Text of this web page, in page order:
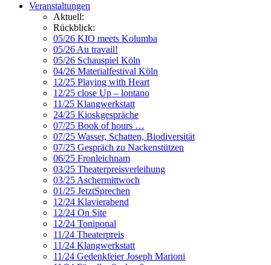
Veranstaltungen
Aktuell:
Rückblick:
05/26 KIO meets Kolumba
05/26 Au travail!
05/26 Schauspiel Köln
04/26 Materialfestival Köln
12/25 Playing with Heart
12/25 close Up – lontano
11/25 Klangwerkstatt
24/25 Kioskgespräche
07/25 Book of hours …
07/25 Wasser, Schatten, Biodiversität
07/25 Gespräch zu Nackenstützen
06/25 Fronleichnam
03/25 Theaterpreisverleihung
03/25 Aschermittwoch
01/25 JetztSprechen
12/24 Klavierabend
12/24 On Site
12/24 Toniponal
11/24 Theaterpreis
11/24 Klangwerkstatt
11/24 Gedenkfeier Joseph Marioni